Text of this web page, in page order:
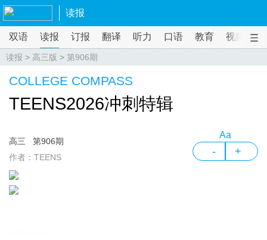
读报
双语 读报 订报 翻译 听力 口语 教育 视频
读报 > 高三版 > 第906期
COLLEGE COMPASS
TEENS2026冲刺特辑
高三
第906期
作者：TEENS
Aa
- +